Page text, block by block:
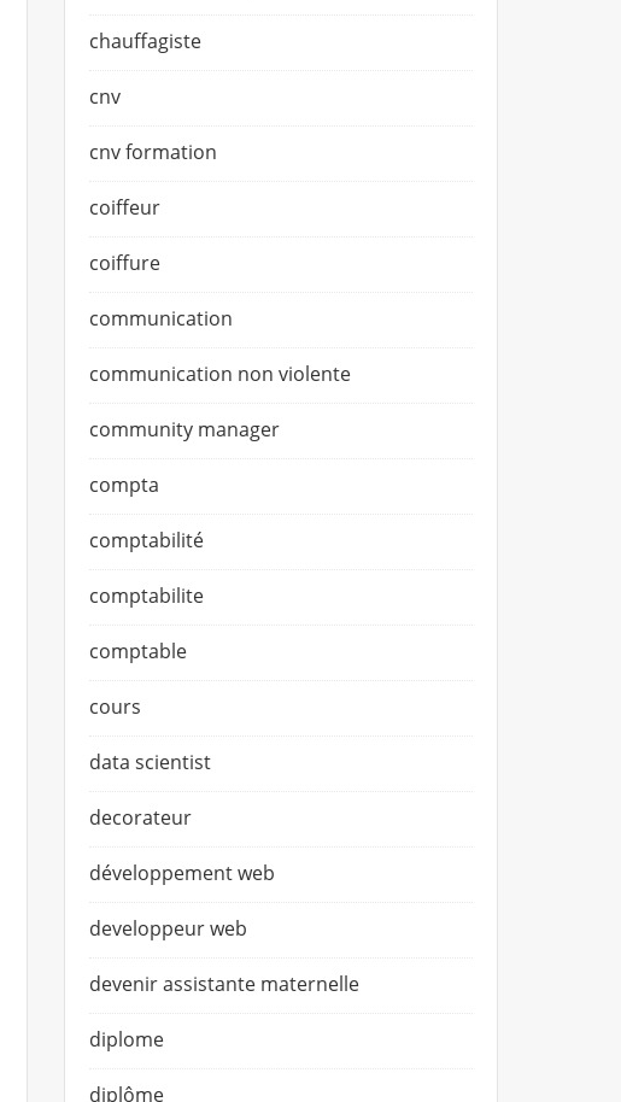
chauffagiste
cnv
cnv formation
coiffeur
coiffure
communication
communication non violente
community manager
compta
comptabilité
comptabilite
comptable
cours
data scientist
decorateur
développement web
developpeur web
devenir assistante maternelle
diplome
diplôme